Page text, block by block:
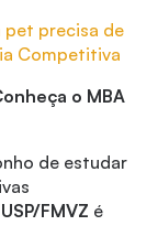
pet precisa de
Competitiva
o MBA
de estudar
FMVZ é